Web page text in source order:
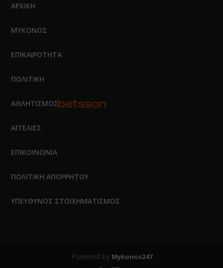
ΑΡΧΙΚΗ
ΜΥΚΟΝΟΣ
ΕΠΙΚΑΙΡΟΤΗΤΑ
ΠΟΛΙΤΙΚΗ
ΑΘΛΗΤΙΣΜΟΣ
ΑΓΓΕΛΙΕΣ
ΕΠΙΚΟΙΝΩΝΙΑ
ΠΟΛΙΤΙΚΗ ΑΠΟΡΡΗΤΟΥ
ΥΠΕΥΘΥΝΟΣ ΣΤΟΙΧΗΜΑΤΙΣΜΟΣ
Powered by Mykonos247